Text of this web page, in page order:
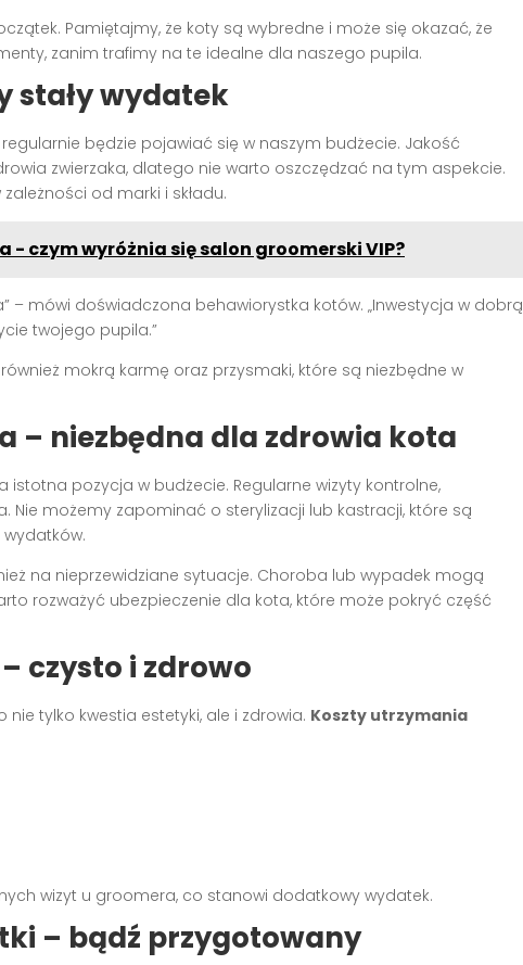
Pamiętajmy, że koty są wybredne i może się okazać, że
zanim trafimy na te idealne dla naszego pupila.
stały wydatek
będzie pojawiać się w naszym budżecie. Jakość
zwierzaka, dlatego nie warto oszczędzać na tym aspekcie.
od marki i składu.
- czym wyróżnia się salon groomerski VIP?
– mówi doświadczona behawiorystka kotów. „Inwestycja w dobrą
twojego pupila.”
mokrą karmę oraz przysmaki, które są niezbędne w
– niezbędna dla zdrowia kota
istotna pozycja w budżecie. Regularne wizyty kontrolne,
możemy zapominać o sterylizacji lub kastracji, które są
na nieprzewidziane sytuacje. Choroba lub wypadek mogą
rozważyć ubezpieczenie dla kota, które może pokryć część
czysto i zdrowo
tylko kwestia estetyki, ale i zdrowia. Koszty utrzymania
wizyt u groomera, co stanowi dodatkowy wydatek.
– bądź przygotowany